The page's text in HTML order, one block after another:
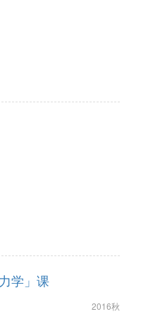
学」课
2016秋